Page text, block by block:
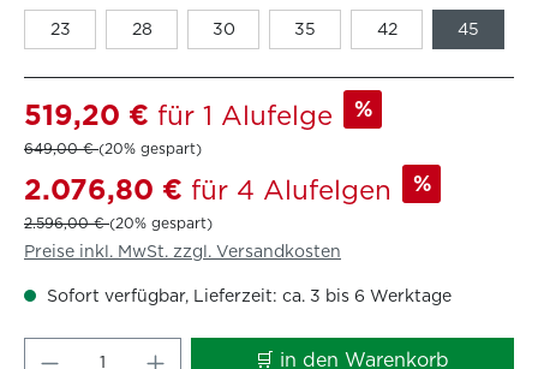
23 28 30 35 42 45
519,20 € für 1 Alufelge %
649,00 €(20% gespart)
2.076,80 € für 4 Alufelgen %
2.596,00 €(20% gespart)
Preise inkl. MwSt. zzgl. Versandkosten
Sofort verfügbar, Lieferzeit: ca. 3 bis 6 Werktage
Produkt Anzahl: Gib den🛒 in den Warenkorb